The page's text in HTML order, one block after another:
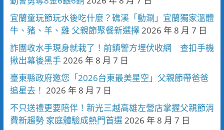
宜蘭童玩節玩水後吃什麼？礁溪「動涮」宜蘭獨家溫體
牛、豬、羊、雞 父親節聚餐新選擇2026 年 8 月 7 日
詐團收水手現身就栽了！前鎮警方埋伏收網 查扣手機
揪出幕後黑手2026 年 8 月 7 日
臺東縣政府邀您「2026台東最美星空」父親節帶爸爸
追星去！ 2026 年 8 月 7 日
不只送禮更要陪伴！新光三越高雄左營店掌握父親節消
費新趨勢 家庭體驗成熱門首選2026 年 8 月 7 日